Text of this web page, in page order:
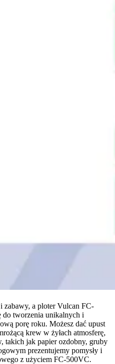
zabawy, a ploter Vulcan FC-
do tworzenia unikalnych i
porę roku. Możesz dać upust
krew w żyłach atmosferę,
takich jak papier ozdobny, gruby
prezentujemy pomysły i
z użyciem FC-500VC.